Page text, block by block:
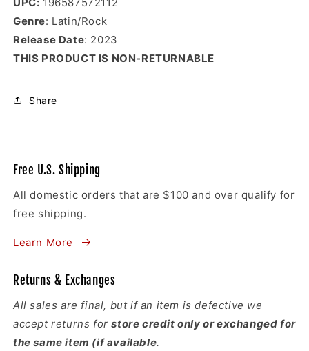
Genre: Latin/Rock
Release Date: 2023
THIS PRODUCT IS NON-RETURNABLE
Share
Free U.S. Shipping
All domestic orders that are $100 and over qualify for
free shipping.
Learn More
Returns & Exchanges
All sales are final, but if an item is defective we
accept returns forstore credit only or exchanged for
the same item (if available.